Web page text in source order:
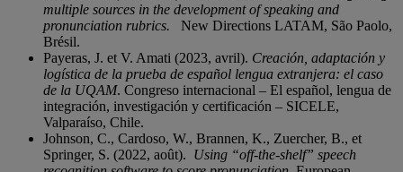
multiple sources in the development of speaking and
pronunciation rubrics.
New Directions LATAM, São Paolo,
Brésil.
Payeras, J. et V. Amati (2023, avril). Creación, adaptación y
logística de la prueba de español lengua extranjera: el caso
de la UQAM. Congreso internacional – El español, lengua de
integración, investigación y certificación – SICELE,
Valparaíso, Chile.
Johnson, C., Cardoso, W., Brannen, K., Zuercher, B., et
Springer, S. (2022, août). Using “off-the-shelf” speech